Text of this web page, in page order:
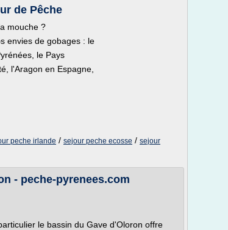
de Pêche
mouche ?
envies de gobages : le
le Pays
l'Aragon en Espagne,
peche irlande / sejour peche ecosse / sejour
- peche-pyrenees.com
le bassin du Gave d'Oloron offre